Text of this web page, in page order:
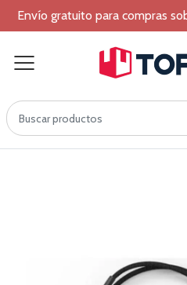
Envío gratuito para compras